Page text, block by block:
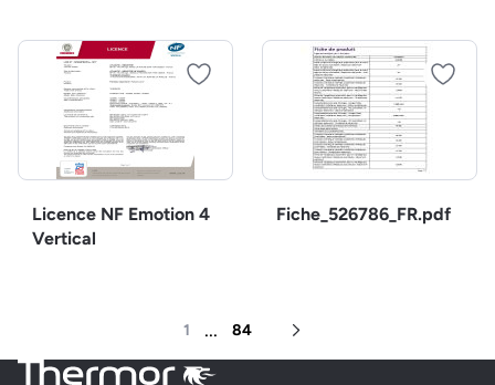
Licence NF Emotion 4
Vertical
Fiche_526786_FR.pdf
1 ... 84
Page suivante